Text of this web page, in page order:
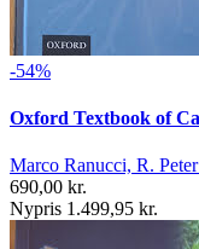
-54%
Oxford Textbook of
Marco Ranucci, R.
690,00 kr.
Nypris 1.499,95 kr.